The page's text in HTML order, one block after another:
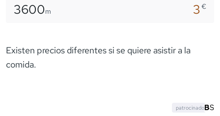
3600m 3€
Existen precios diferentes si se quiere asistir a la
comida.
patrocinado